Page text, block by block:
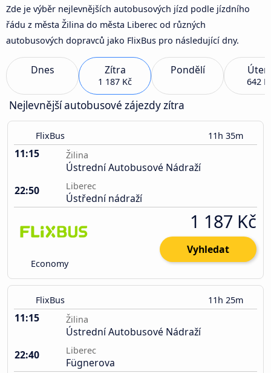
Zde je výběr nejlevnějších autobusových jízd podle jízdního
řádu z města Žilina do města Liberec od různých
autobusových dopravců jako FlixBus pro následující dny.
Dnes Zítra
1 187 Kč
Pondělí
642
Nejlevnější autobusové zájezdy zítra
FlixBus 11h 35m
11:15 Žilina
Ústrední Autobusové Nádraží
22:50
Liberec
Ústřední nádraží
Economy
1 187 Kč
Vyhledat
FlixBus 11h 25m
11:15 Žilina
Ústrední Autobusové Nádraží
22:40
Liberec
Fügnerova